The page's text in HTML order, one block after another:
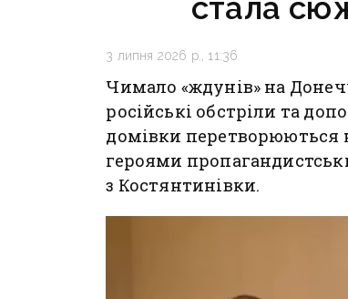
стала
3 липня 2026 р., 11:36
Чимало «ждунів» на
російські обстріли та
домівки перетворюються
героями
з Костянтинівки.